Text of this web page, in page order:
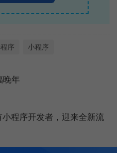
序 小程序
晚年
程序开发者，迎来全新流